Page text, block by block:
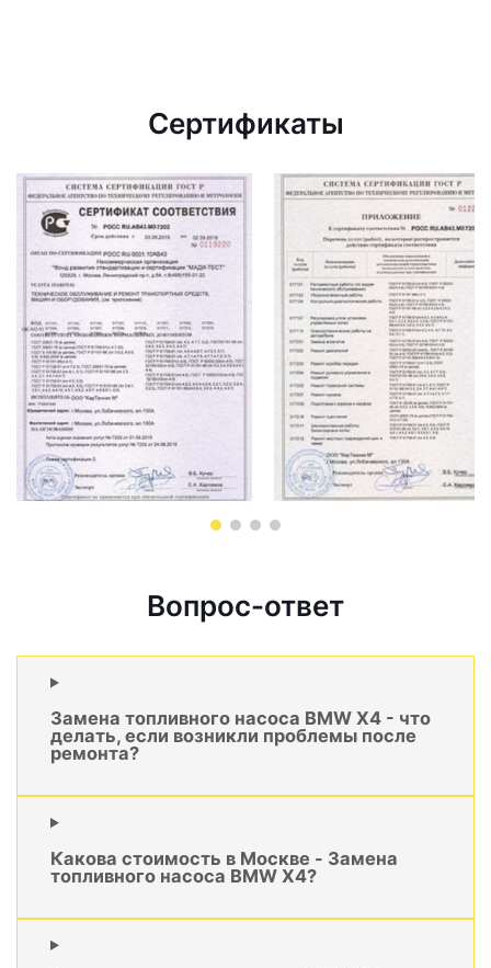
Сертификаты
Вопрос-ответ
Замена топливного насоса BMW X4 - что
делать, если возникли проблемы после
ремонта?
Какова стоимость в Москве - Замена
топливного насоса BMW X4?